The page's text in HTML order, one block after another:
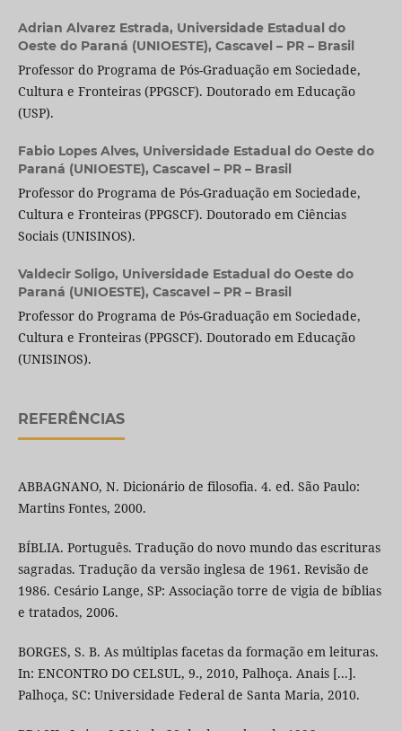
Adrian Alvarez Estrada, Universidade Estadual do
Oeste do Paraná (UNIOESTE), Cascavel – PR – Brasil
Professor do Programa de Pós-Graduação em Sociedade,
Cultura e Fronteiras (PPGSCF). Doutorado em Educação
(USP).
Fabio Lopes Alves, Universidade Estadual do Oeste do
Paraná (UNIOESTE), Cascavel – PR – Brasil
Professor do Programa de Pós-Graduação em Sociedade,
Cultura e Fronteiras (PPGSCF). Doutorado em Ciências
Sociais (UNISINOS).
Valdecir Soligo, Universidade Estadual do Oeste do
Paraná (UNIOESTE), Cascavel – PR – Brasil
Professor do Programa de Pós-Graduação em Sociedade,
Cultura e Fronteiras (PPGSCF). Doutorado em Educação
(UNISINOS).
REFERÊNCIAS
ABBAGNANO, N. Dicionário de filosofia. 4. ed. São Paulo:
Martins Fontes, 2000.
BÍBLIA. Português. Tradução do novo mundo das escrituras
sagradas. Tradução da versão inglesa de 1961. Revisão de
1986. Cesário Lange, SP: Associação torre de vigia de bíblias
e tratados, 2006.
BORGES, S. B. As múltiplas facetas da formação em leituras.
In: ENCONTRO DO CELSUL, 9., 2010, Palhoça. Anais [...].
Palhoça, SC: Universidade Federal de Santa Maria, 2010.